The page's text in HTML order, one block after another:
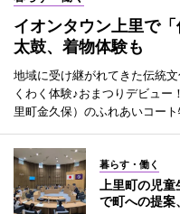
イオンタウン上里で
太鼓、着物体験も
地域に受け継がれてきた伝統
くわく体験♪おまつりデビュー
里町金久保）のふれあいコート
暮らす・働く
上里町の児
で町への提案